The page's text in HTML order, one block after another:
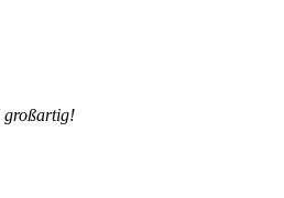
großartig!